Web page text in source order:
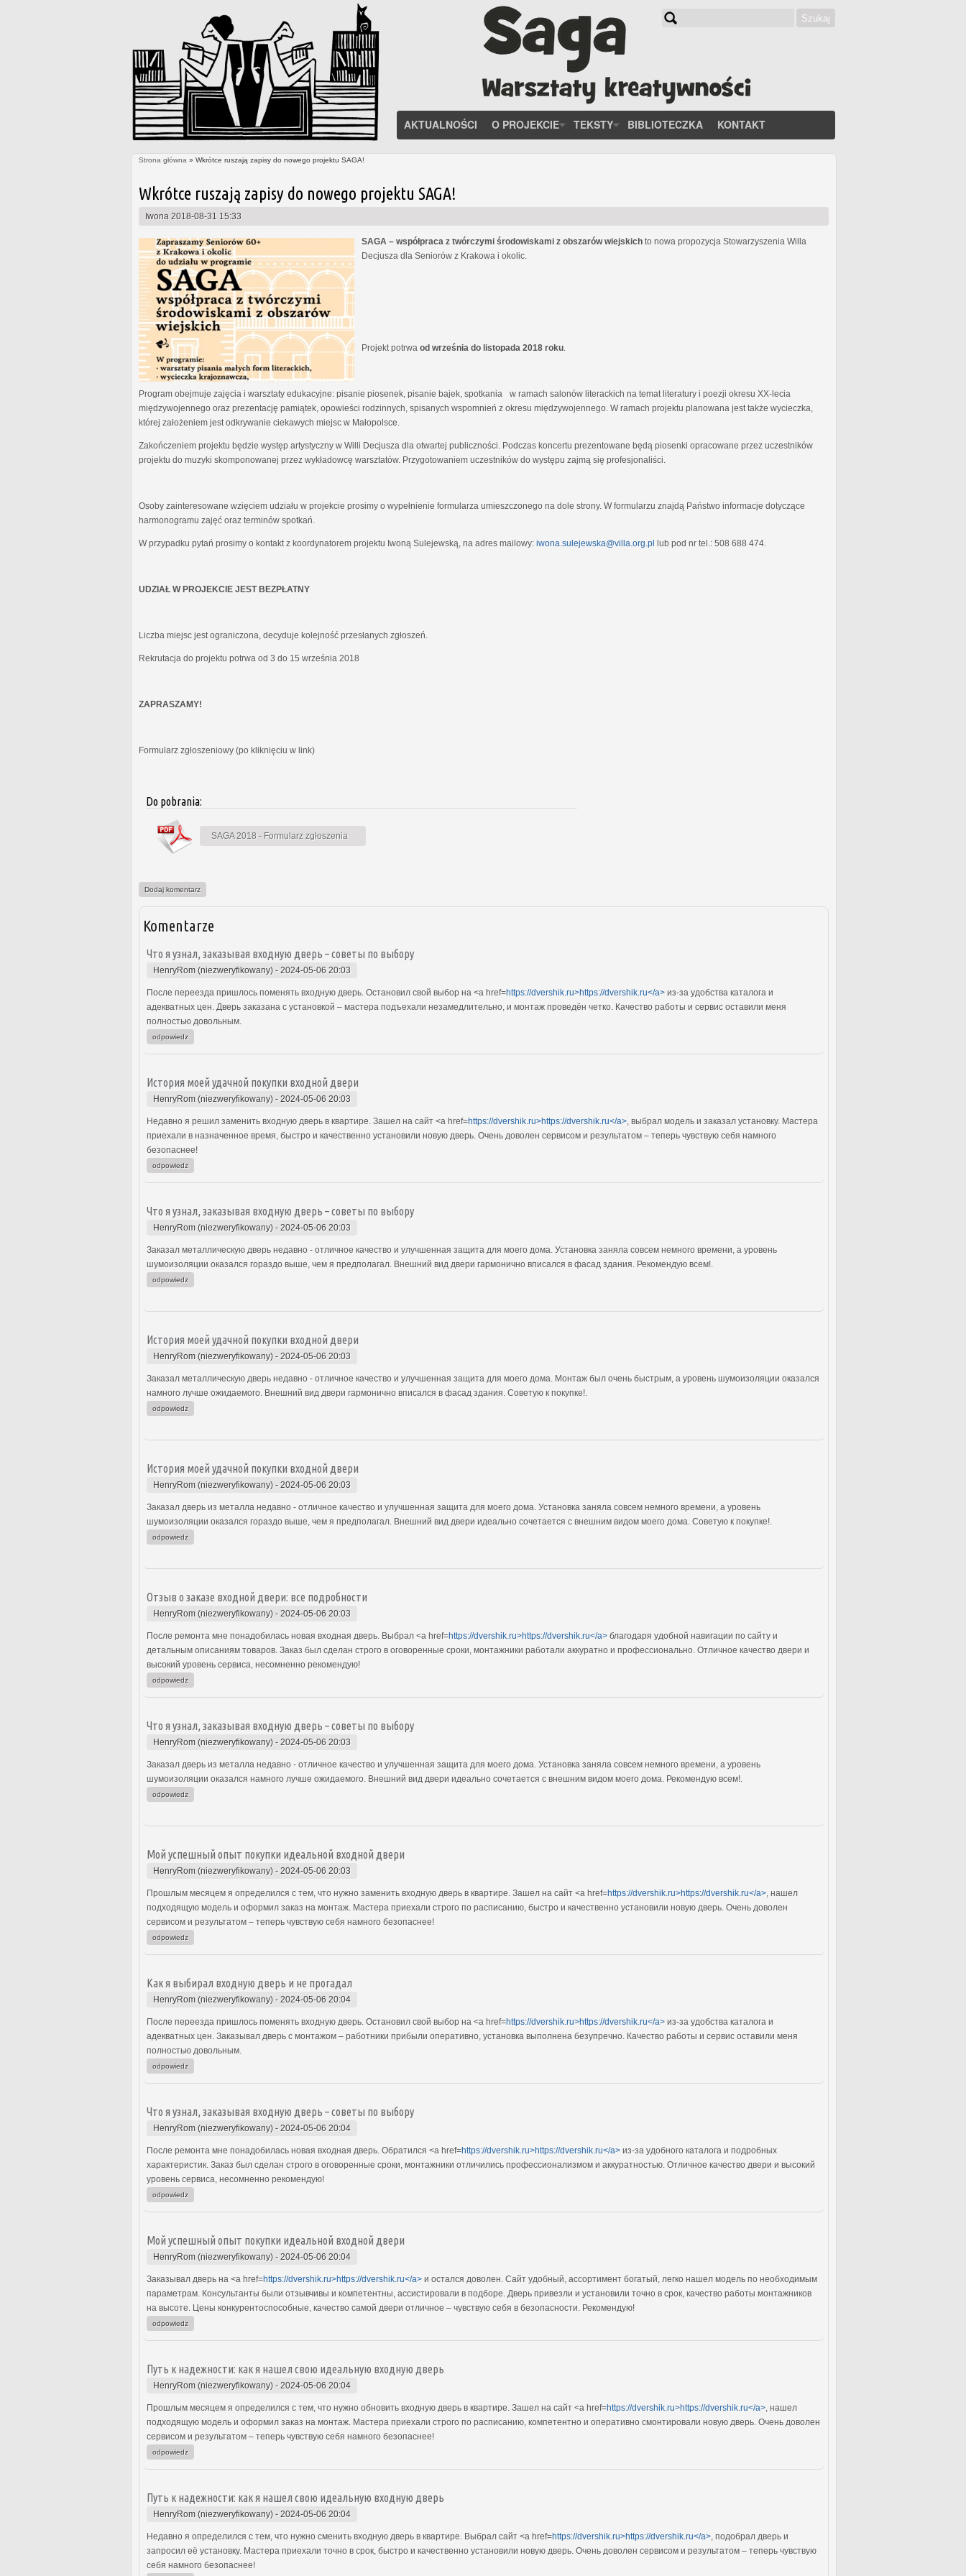
Szukaj
AKTUALNOŚCI O PROJEKCIE TEKSTY BIBLIOTECZKA KONTAKT
Strona główna » Wkrótce ruszają zapisy do nowego projektu SAGA!
Wkrótce ruszają zapisy do nowego projektu SAGA!
Iwona 2018-08-31 15:33
SAGA – współpraca z twórczymi środowiskami z obszarów wiejskich to nowa propozycja Stowarzyszenia Willa
Decjusza dla Seniorów z Krakowa i okolic.
Projekt potrwa od września do listopada 2018 roku
Program obejmuje zajęcia i warsztaty edukacyjne: pisanie piosenek, pisanie bajek, spotkania w ramach salonów literackich na temat literatury i poezji okresu XX-lecia
międzywojennego oraz prezentację pamiątek, opowieści rodzinnych, spisanych wspomnień z okresu międzywojennego. W ramach projektu planowana jest także wycieczka,
której założeniem jest odkrywanie ciekawych miejsc w Małopolsce.
Zakończeniem projektu będzie występ artystyczny w Willi Decjusza dla otwartej publiczności. Podczas koncertu prezentowane będą piosenki opracowane przez uczestników
projektu do muzyki skomponowanej przez wykładowcę warsztatów. Przygotowaniem uczestników do występu zajmą się profesjonaliści.
Osoby zainteresowane wzięciem udziału w projekcie prosimy o wypełnienie formularza umieszczonego na dole strony. W formularzu znajdą Państwo informacje dotyczące
harmonogramu zajęć oraz terminów spotkań.
W przypadku pytań prosimy o kontakt z koordynatorem projektu Iwoną Sulejewską, na adres mailowy: iwona.sulejewska@villa.org.pl lub pod nr tel.: 508 688 474.
UDZIAŁ W PROJEKCIE JEST BEZPŁATNY
Liczba miejsc jest ograniczona, decyduje kolejność przesłanych zgłoszeń.
Rekrutacja do projektu potrwa od 3 do 15 września 2018
ZAPRASZAMY!
Formularz zgłoszeniowy (po kliknięciu w link)
Do pobrania:
SAGA 2018 - Formularz zgłoszenia
Dodaj komentarz
Komentarze
Что я узнал, заказывая входную дверь – советы по выбору
HenryRom (niezweryfikowany) - 2024-05-06 20:03
После переезда пришлось поменять входную дверь. Остановил свой выбор на <a href=https://dvershik.ru>https://dvershik.ru</a> из-за удобства каталога и
адекватных цен. Дверь заказана с установкой – мастера подъехали незамедлительно, и монтаж проведён четко. Качество работы и сервис оставили меня
полностью довольным.
odpowiedz
История моей удачной покупки входной двери
HenryRom (niezweryfikowany) - 2024-05-06 20:03
Недавно я решил заменить входную дверь в квартире. Зашел на сайт <a href=https://dvershik.ru>https://dvershik.ru</a> , выбрал модель и заказал установку. Мастера
приехали в назначенное время, быстро и качественно установили новую дверь. Очень доволен сервисом и результатом – теперь чувствую себя намного
безопаснее!
odpowiedz
Что я узнал, заказывая входную дверь – советы по выбору
HenryRom (niezweryfikowany) - 2024-05-06 20:03
Заказал металлическую дверь недавно - отличное качество и улучшенная защита для моего дома. Установка заняла совсем немного времени, а уровень
шумоизоляции оказался гораздо выше, чем я предполагал. Внешний вид двери гармонично вписался в фасад здания. Рекомендую всем!.
odpowiedz
История моей удачной покупки входной двери
HenryRom (niezweryfikowany) - 2024-05-06 20:03
Заказал металлическую дверь недавно - отличное качество и улучшенная защита для моего дома. Монтаж был очень быстрым, а уровень шумоизоляции оказался
намного лучше ожидаемого. Внешний вид двери гармонично вписался в фасад здания. Советую к покупке!.
odpowiedz
История моей удачной покупки входной двери
HenryRom (niezweryfikowany) - 2024-05-06 20:03
Заказал дверь из металла недавно - отличное качество и улучшенная защита для моего дома. Установка заняла совсем немного времени, а уровень
шумоизоляции оказался гораздо выше, чем я предполагал. Внешний вид двери идеально сочетается с внешним видом моего дома. Советую к покупке!.
odpowiedz
Отзыв о заказе входной двери: все подробности
HenryRom (niezweryfikowany) - 2024-05-06 20:03
После ремонта мне понадобилась новая входная дверь. Выбрал <a href=https://dvershik.ru>https://dvershik.ru</a> благодаря удобной навигации по сайту и
детальным описаниям товаров. Заказ был сделан строго в оговоренные сроки, монтажники работали аккуратно и профессионально. Отличное качество двери и
высокий уровень сервиса, несомненно рекомендую!
odpowiedz
Что я узнал, заказывая входную дверь – советы по выбору
HenryRom (niezweryfikowany) - 2024-05-06 20:03
Заказал дверь из металла недавно - отличное качество и улучшенная защита для моего дома. Установка заняла совсем немного времени, а уровень
шумоизоляции оказался намного лучше ожидаемого. Внешний вид двери идеально сочетается с внешним видом моего дома. Рекомендую всем!.
odpowiedz
Мой успешный опыт покупки идеальной входной двери
HenryRom (niezweryfikowany) - 2024-05-06 20:03
Прошлым месяцем я определился с тем, что нужно заменить входную дверь в квартире. Зашел на сайт <a href=https://dvershik.ru>https://dvershik.ru</a> , нашел
подходящую модель и оформил заказ на монтаж. Мастера приехали строго по расписанию, быстро и качественно установили новую дверь. Очень доволен
сервисом и результатом – теперь чувствую себя намного безопаснее!
odpowiedz
Как я выбирал входную дверь и не прогадал
HenryRom (niezweryfikowany) - 2024-05-06 20:04
После переезда пришлось поменять входную дверь. Остановил свой выбор на <a href=https://dvershik.ru>https://dvershik.ru</a> из-за удобства каталога и
адекватных цен. Заказывал дверь с монтажом – работники прибыли оперативно, установка выполнена безупречно. Качество работы и сервис оставили меня
полностью довольным.
odpowiedz
Что я узнал, заказывая входную дверь – советы по выбору
HenryRom (niezweryfikowany) - 2024-05-06 20:04
После ремонта мне понадобилась новая входная дверь. Обратился <a href=https://dvershik.ru>https://dvershik.ru</a> из-за удобного каталога и подробных
характеристик. Заказ был сделан строго в оговоренные сроки, монтажники отличились профессионализмом и аккуратностью. Отличное качество двери и высокий
уровень сервиса, несомненно рекомендую!
odpowiedz
Мой успешный опыт покупки идеальной входной двери
HenryRom (niezweryfikowany) - 2024-05-06 20:04
Заказывал дверь на <a href=https://dvershik.ru>https://dvershik.ru</a> и остался доволен. Сайт удобный, ассортимент богатый, легко нашел модель по необходимым
параметрам. Консультанты были отзывчивы и компетентны, ассистировали в подборе. Дверь привезли и установили точно в срок, качество работы монтажников
на высоте. Цены конкурентоспособные, качество самой двери отличное – чувствую себя в безопасности. Рекомендую!
odpowiedz
Путь к надежности: как я нашел свою идеальную входную дверь
HenryRom (niezweryfikowany) - 2024-05-06 20:04
Прошлым месяцем я определился с тем, что нужно обновить входную дверь в квартире. Зашел на сайт <a href=https://dvershik.ru>https://dvershik.ru</a> , нашел
подходящую модель и оформил заказ на монтаж. Мастера приехали строго по расписанию, компетентно и оперативно смонтировали новую дверь. Очень доволен
сервисом и результатом – теперь чувствую себя намного безопаснее!
odpowiedz
Путь к надежности: как я нашел свою идеальную входную дверь
HenryRom (niezweryfikowany) - 2024-05-06 20:04
Недавно я определился с тем, что нужно сменить входную дверь в квартире. Выбрал сайт <a href=https://dvershik.ru>https://dvershik.ru</a> , подобрал дверь и
запросил её установку. Мастера приехали точно в срок, быстро и качественно установили новую дверь. Очень доволен сервисом и результатом – теперь чувствую
себя намного безопаснее!